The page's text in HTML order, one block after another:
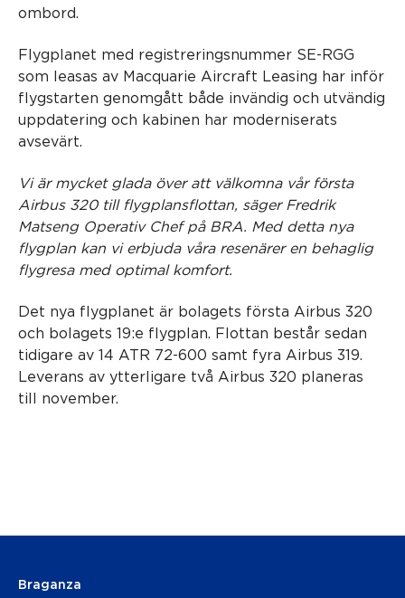
ombord.
Flygplanet med registreringsnummer SE-RGG
som leasas av Macquarie Aircraft Leasing har inför
flygstarten genomgått både invändig och utvändig
uppdatering och kabinen har moderniserats
avsevärt.
Vi är mycket glada över att välkomna vår första
Airbus 320 till flygplansflottan, säger Fredrik
Matseng Operativ Chef på BRA. Med detta nya
flygplan kan vi erbjuda våra resenärer en behaglig
flygresa med optimal komfort.
Det nya flygplanet är bolagets första Airbus 320
och bolagets 19:e flygplan. Flottan består sedan
tidigare av 14 ATR 72-600 samt fyra Airbus 319.
Leverans av ytterligare två Airbus 320 planeras
till november.
Braganza